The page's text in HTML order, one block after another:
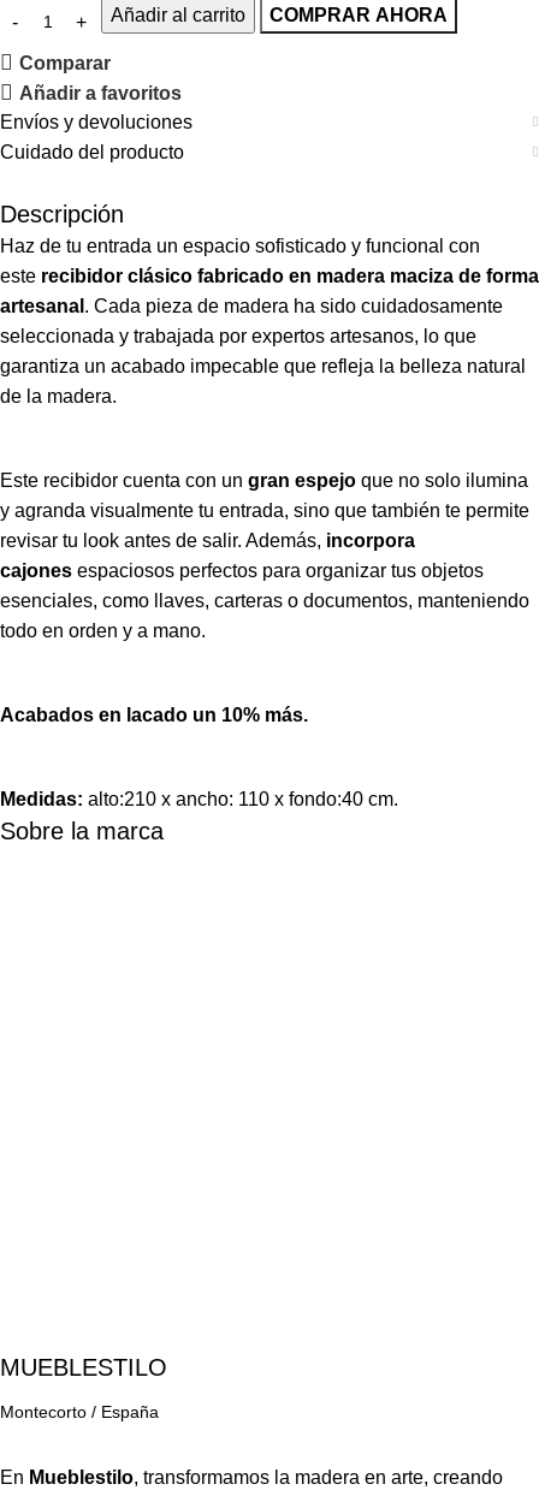
Añadir al carrito COMPRAR AHORA
Comparar
Añadir a favoritos
Envíos y devoluciones
Cuidado del producto
Descripción
Haz de tu entrada un espacio sofisticado y funcional con
este recibidor clásico fabricado en madera maciza de forma
artesanal . Cada pieza de madera ha sido cuidadosamente
seleccionada y trabajada por expertos artesanos, lo que
garantiza un acabado impecable que refleja la belleza natural
de la madera.
Este recibidor cuenta con un gran espejo que no solo ilumina
y agranda visualmente tu entrada, sino que también te permite
revisar tu look antes de salir. Además, incorpora
cajones espaciosos perfectos para organizar tus objetos
esenciales, como llaves, carteras o documentos, manteniendo
todo en orden y a mano.
Acabados en lacado un 10% más.
Medidas: alto:210 x ancho: 110 x fondo:40 cm.
Sobre la marca
MUEBLESTILO
Montecorto / España
En Mueblestilo, transformamos la madera en arte, creando